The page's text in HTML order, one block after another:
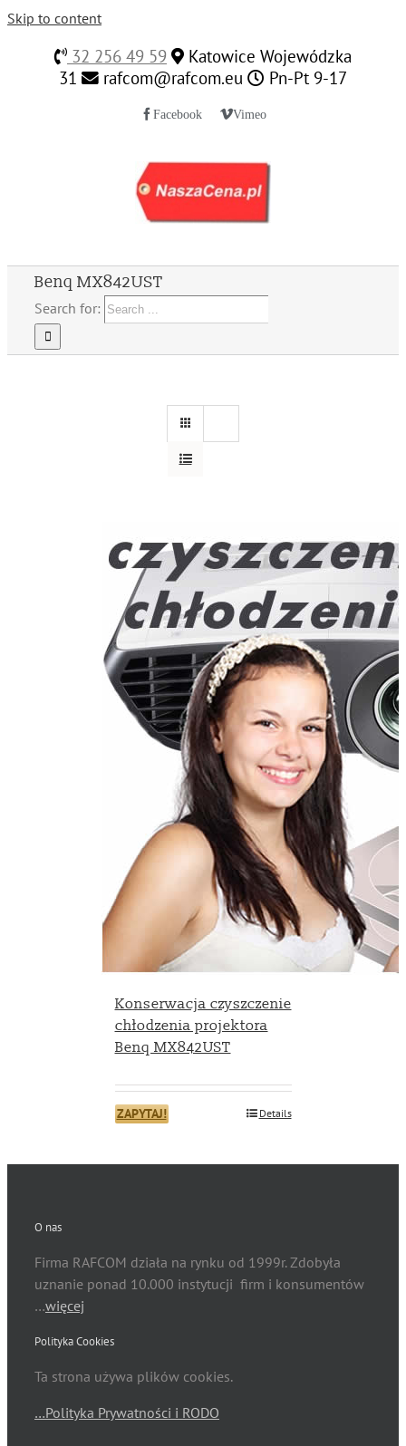
Skip to content
32 256 49 59
Katowice Wojewódzka
31
rafcom@rafcom.eu Pn-Pt 9-17
Facebook Vimeo
Benq MX842UST
Search for:
Konserwacja czyszczenie
chłodzenia projektora
Benq MX842UST
ZAPYTAJ! Details
O nas
Firma RAFCOM działa na rynku od 1999r. Zdobyła
uznanie ponad 10.000 instytucji firm i konsumentów
…więcej
Polityka Cookies
Ta strona używa plików cookies.
…Polityka Prywatności i RODO